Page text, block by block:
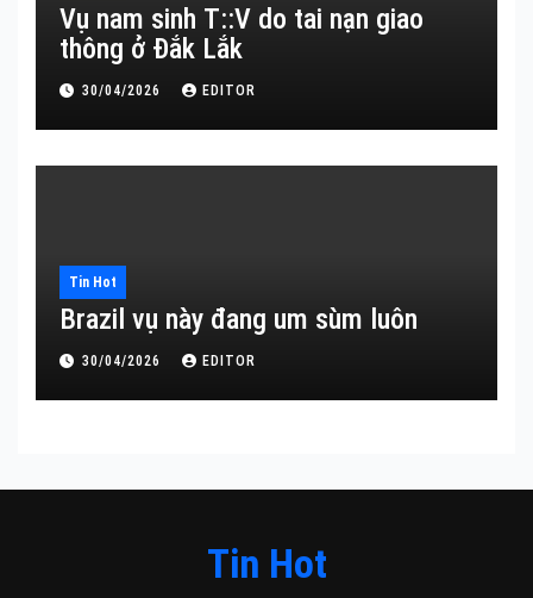
Vụ nam sinh T::V do tai nạn giao
thông ở Đắk Lắk
30/04/2026 EDITOR
Tin Hot
Brazil vụ này đang um sùm luôn
30/04/2026 EDITOR
Tin Hot